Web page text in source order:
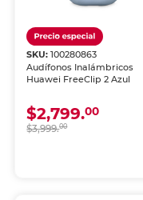
SKU:100280863
Audífonos Inalámbricos
Huawei FreeClip 2 Azul
$2,799.00
$3,999.00